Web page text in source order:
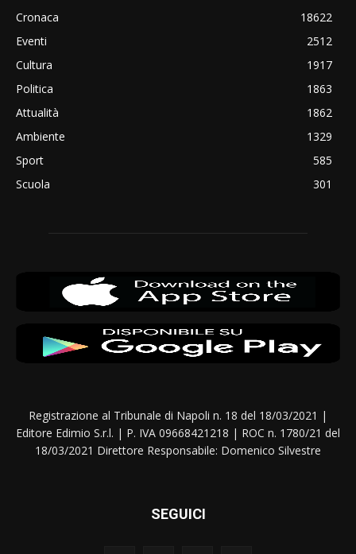
Cronaca
18622
Eventi
2512
Cultura
1917
Politica
1863
Attualità
1862
Ambiente
1329
Sport
585
Scuola
301
Registrazione al Tribunale di Napoli n. 18 del 18/03/2021 |
Editore Edimio S.r.l. | P. IVA 09668421218 | ROC n. 1780/21 del
18/03/2021 Direttore Responsabile: Domenico Silvestre
SEGUICI